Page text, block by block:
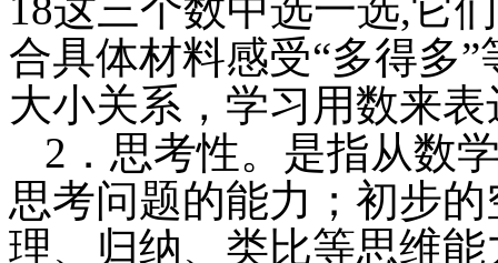
18这三个数中选一选,它
合具体材料感受“多得多
大小关系，学习用数来
2．思考性。是指从数
思考问题的能力；初步
理、归纳、类比等思维